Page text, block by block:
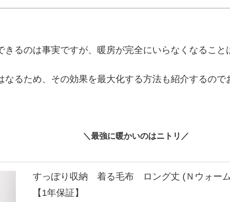
きるのは事実ですが、暖房が完全にいらなくなること
なるため、その効果を最大化する方法も紹介するので
＼最強に暖かいのはニトリ／
すっぽり収納 着る毛布 ロング丈 (Ｎウォーム
【1年保証】